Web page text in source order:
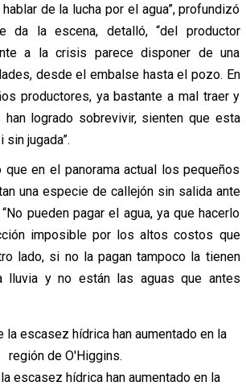
de la lucha por el agua”, profundizó
da la escena, detalló, “del productor
a la crisis parece disponer de una
desde el embalse hasta el pozo. En
productores, ya bastante a mal traer y
han logrado sobrevivir, sienten que esta
jugada”.
en el panorama actual los pequeños
una especie de callejón sin salida ante
pueden pagar el agua, ya que hacerlo
imposible por los altos costos que
lado, si no la pagan tampoco la tienen
lluvia y no están las aguas que antes
escasez hídrica han aumentado en la